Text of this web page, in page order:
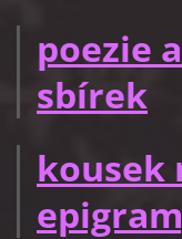
poezie
sbírek
kousek